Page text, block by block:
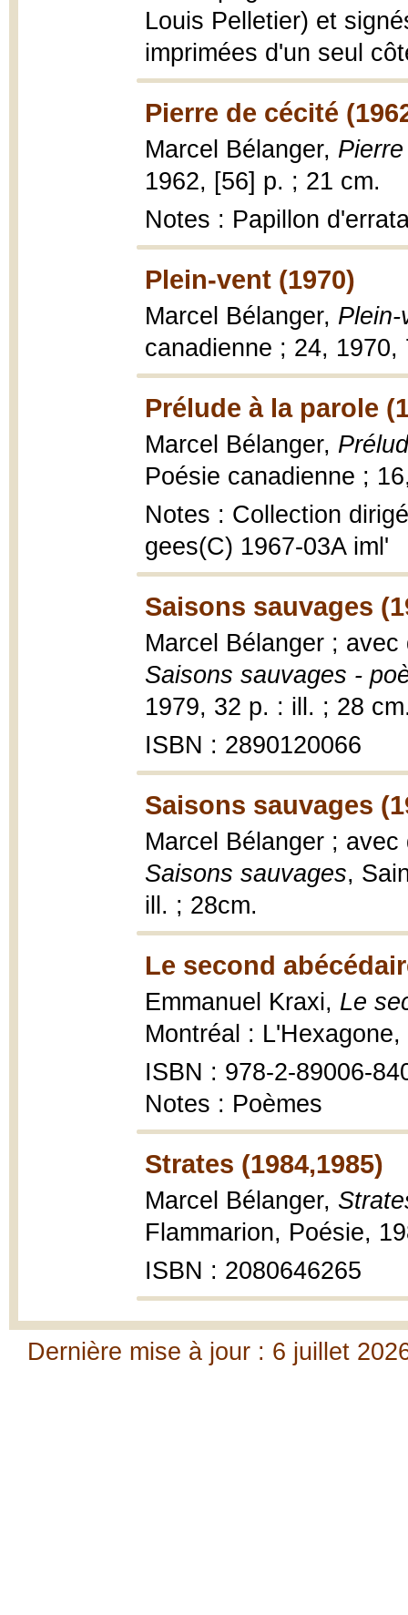
Louis Pelletier) et
imprimées d'un seul
Pierre de cécité
Marcel Bélanger,
1962, [56] p. ; 21 cm.
Notes : Papillon
Plein-vent (1970)
Marcel Bélanger, Plein-
canadienne ; 24, 1970,
Prélude à la parole
Marcel Bélanger,
Poésie canadienne ;
Notes : Collection
gees(C) 1967-03A iml'
Saisons sauvages
Marcel Bélanger ;
Saisons sauvages -
1979, 32 p. : ill. ; 28
ISBN : 2890120066
Saisons sauvages
Marcel Bélanger ;
Saisons sauvages,
ill. ; 28cm.
Le second
Emmanuel Kraxi, Le
Montréal :
ISBN : 978-2-89006-
Notes : Poèmes
Strates (1984,1985)
Marcel Bélanger,
Flammarion, Poésie,
ISBN : 2080646265
Dernière mise à jour : 6 juillet